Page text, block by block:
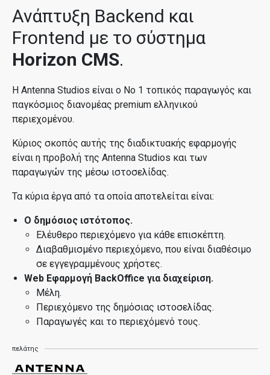
Ανάπτυξη Backend και
Frontend με το σύστημα
Horizon CMS.
Η Antenna Studios είναι ο Νο 1 τοπικός παραγωγός και
παγκόσμιος διανομέας premium ελληνικού
περιεχομένου.
Κύριος σκοπός αυτής της διαδικτυακής εφαρμογής
είναι η προβολή της Antenna Studios και των
παραγωγών της μέσω ιστοσελίδας.
Τα κύρια έργα από τα οποία αποτελείται είναι:
Ο δημόσιος ιστότοπος.
Ελέυθερο περιεχόμενο για κάθε επισκέπτη.
Διαβαθμισμένο περιεχόμενο, που είναι διαθέσιμο
σε εγγεγραμμένους χρήστες.
Web Εφαρμογή BackOffice για διαχείριση.
Μέλη.
Περιεχόμενο της δημόσιας ιστοσελίδας.
Παραγωγές και το περιεχόμενό τους.
πελάτης